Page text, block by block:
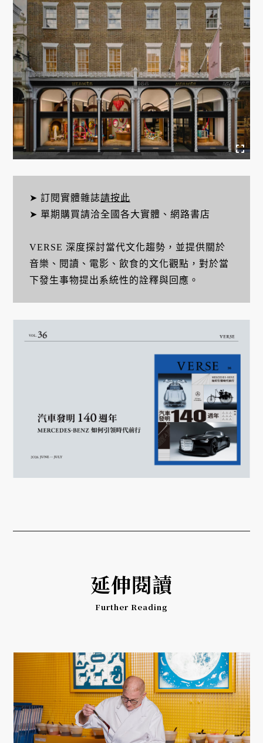
➤ 訂閱實體雜誌請按此
➤ 單期購買請洽全國各大實體、網路書店
VERSE 深度探討當代文化趨勢，並提供關於
音樂、閱讀、電影、飲食的文化觀點，對於當
下發生事物提出系統性的詮釋與回應。
延伸閱讀
Further Reading